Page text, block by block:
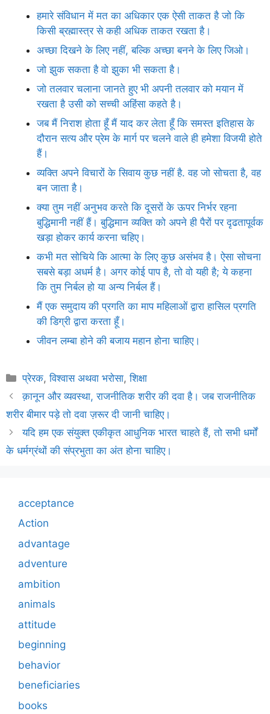
हमारे संविधान में मत का अधिकार एक ऐसी ताकत है जो कि
किसी ब्रह्मास्त्र से कही अधिक ताकत रखता है।
अच्छा दिखने के लिए नहीं, बल्कि अच्छा बनने के लिए जिओ।
जो झुक सकता है वो झुका भी सकता है।
जो तलवार चलाना जानते हुए भी अपनी तलवार को मयान में
रखता है उसी को सच्ची अहिंसा कहते है।
जब मैं निराश होता हूँ मैं याद कर लेता हूँ कि समस्त इतिहास के
दौरान सत्य और प्रेम के मार्ग पर चलने वाले ही हमेशा विजयी होते
हैं।
व्यक्ति अपने विचारों के सिवाय कुछ नहीं है. वह जो सोचता है, वह
बन जाता है।
क्या तुम नहीं अनुभव करते कि दूसरों के ऊपर निर्भर रहना
बुद्धिमानी नहीं हैं। बुद्धिमान व्यक्ति को अपने ही पैरों पर दृढतापूर्वक
खड़ा होकर कार्य करना चहिए।
कभी मत सोचिये कि आत्मा के लिए कुछ असंभव है। ऐसा सोचना
सबसे बड़ा अधर्म है। अगर कोई पाप है, तो वो यही है; ये कहना
कि तुम निर्बल हो या अन्य निर्बल हैं।
मैं एक समुदाय की प्रगति का माप महिलाओं द्वारा हासिल प्रगति
की डिग्री द्वारा करता हूँ।
जीवन लम्बा होने की बजाय महान होना चाहिए।
Categories
प्रेरक,विश्वास अथवा भरोसा,शिक्षा
क़ानून और व्यवस्था, राजनीतिक शरीर की दवा है। जब राजनीतिक
शरीर बीमार पड़े तो दवा ज़रूर दी जानी चाहिए।
यदि हम एक संयुक्त एकीकृत आधुनिक भारत चाहते हैं, तो सभी धर्मों
के धर्मग्रंथों की संप्रभुता का अंत होना चाहिए।
acceptance
Action
advantage
adventure
ambition
animals
attitude
beginning
behavior
beneficiaries
books